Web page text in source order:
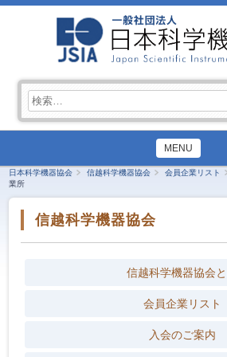
MENU
日本科学機器協会 信越科学機器協会 会員企業リスト
業所
信越科学機器協会
信越科学機器協会
会員企業リスト
入会のご案内